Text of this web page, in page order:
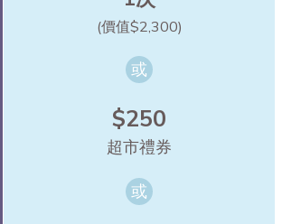
(價值$2,300)
或
$250
超市禮券
或